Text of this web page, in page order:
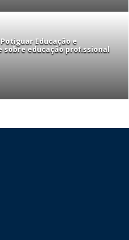
Educação e
educação profissional